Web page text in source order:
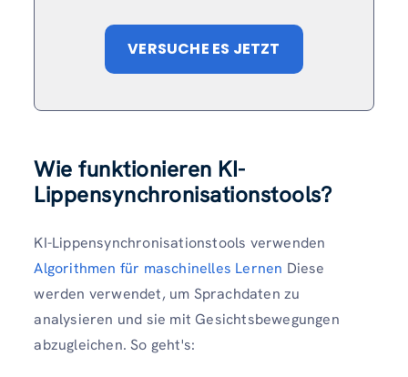
VERSUCHE ES JETZT
Wie funktionieren KI-
Lippensynchronisationstools?
KI-Lippensynchronisationstools verwenden
Algorithmen für maschinelles Lernen Diese
werden verwendet, um Sprachdaten zu
analysieren und sie mit Gesichtsbewegungen
abzugleichen. So geht's: